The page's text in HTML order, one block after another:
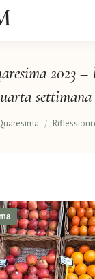
2023 –
settimana
Riflessioni